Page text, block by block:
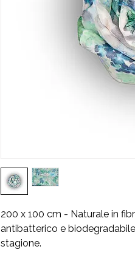
200 x 100 cm - Naturale in
antibatterico e
stagione.